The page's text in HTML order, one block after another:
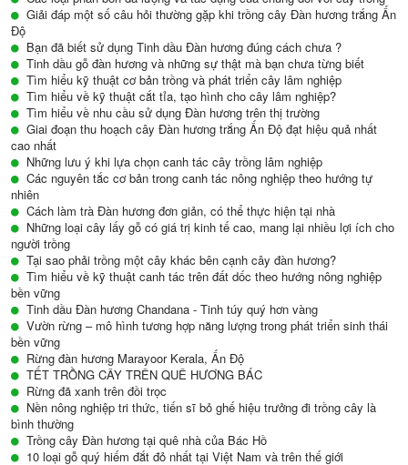
Giải đáp một số câu hỏi thường gặp khi trồng cây Đàn hương trắng Ấn
Độ
Bạn đã biết sử dụng Tinh dầu Đàn hương đúng cách chưa ?
Tinh dầu gỗ đàn hương và những sự thật mà bạn chưa từng biết
Tìm hiểu kỹ thuật cơ bản trồng và phát triển cây lâm nghiệp
Tìm hiểu về kỹ thuật cắt tỉa, tạo hình cho cây lâm nghiệp?
Tìm hiểu về nhu cầu sử dụng Đàn hương trên thị trường
Giai đoạn thu hoạch cây Đàn hương trắng Ấn Độ đạt hiệu quả nhất
cao nhất
Những lưu ý khi lựa chọn canh tác cây trồng lâm nghiệp
Các nguyên tắc cơ bản trong canh tác nông nghiệp theo hướng tự
nhiên
Cách làm trà Đàn hương đơn giản, có thể thực hiện tại nhà
Những loại cây lấy gỗ có giá trị kinh tế cao, mang lại nhiều lợi ích cho
người trồng
Tại sao phải trồng một cây khác bên cạnh cây đàn hương?
Tìm hiểu về kỹ thuật canh tác trên đất dốc theo hướng nông nghiệp
bền vững
Tinh dầu Đàn hương Chandana - Tinh túy quý hơn vàng
Vườn rừng – mô hình tương hợp năng lượng trong phát triển sinh thái
bền vững
Rừng đàn hương Marayoor Kerala, Ấn Độ
TẾT TRỒNG CÂY TRÊN QUÊ HƯƠNG BÁC
Rừng đã xanh trên đồi trọc
Nền nông nghiệp tri thức, tiến sĩ bỏ ghế hiệu trưởng đi trồng cây là
bình thường
Trồng cây Đàn hương tại quê nhà của Bác Hồ
10 loại gỗ quý hiếm đắt đỏ nhất tại Việt Nam và trên thế giới